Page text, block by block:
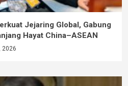
Jejaring Global, Gabung
Hayat China–ASEAN
2026